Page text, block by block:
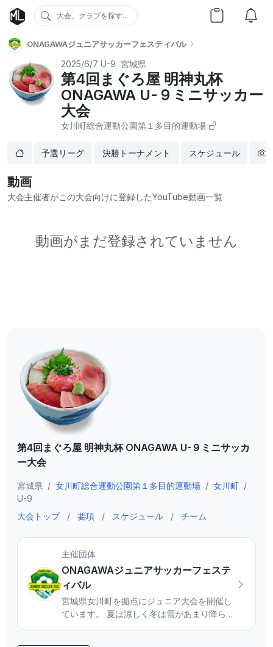
大会、クラブを探す...
ONAGAWAジュニアサッカーフェスティバル
2025/6/7 U-9 宮城県
第4回まぐろ屋 明神丸杯
ONAGAWA U-９ミニサッカー
⼤会
⼥川町総合運動公園第１多⽬的運動場
予選リーグ 決勝トーナメント スケジュール
動画
大会主催者がこの大会向けに登録したYouTube動画一覧
動画がまだ登録されていません
第4回まぐろ屋 明神丸杯 ONAGAWA U-９ミニサッカ
ー⼤会
宮城県 / ⼥川町総合運動公園第１多⽬的運動場 / 女川町 /
U-9
大会トップ
/ 要項 / スケジュール / チーム
主催団体
ONAGAWAジュニアサッカーフェステ
ィバル
宮城県女川町を拠点にジュニア大会を開催し
ています。 夏は涼しく冬は雪があまり降らな